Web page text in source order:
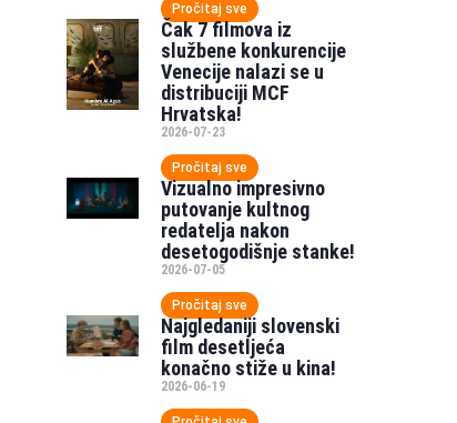
Pročitaj sve
Čak 7 filmova iz
službene konkurencije
Venecije nalazi se u
distribuciji MCF
Hrvatska!
2026-07-23
Pročitaj sve
Vizualno impresivno
putovanje kultnog
redatelja nakon
desetogodišnje stanke!
2026-07-05
Pročitaj sve
Najgledaniji slovenski
film desetljeća
konačno stiže u kina!
2026-06-19